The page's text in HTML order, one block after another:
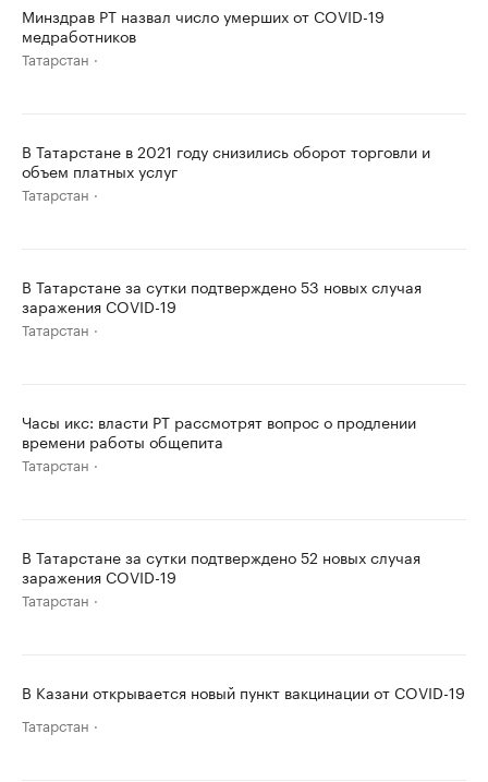
Минздрав РТ назвал число умерших от COVID-19
медработников
Татарстан
В Татарстане в 2021 году снизились оборот торговли и
объем платных услуг
Татарстан
В Татарстане за сутки подтверждено 53 новых случая
заражения COVID-19
Татарстан
Часы икс: власти РТ рассмотрят вопрос о продлении
времени работы общепита
Татарстан
В Татарстане за сутки подтверждено 52 новых случая
заражения COVID-19
Татарстан
В Казани открывается новый пункт вакцинации от COVID-19
Татарстан